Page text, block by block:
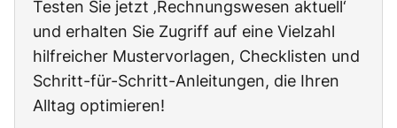
Testen Sie jetzt ‚Rechnungswesen aktuell‘
und erhalten Sie Zugriff auf eine Vielzahl
hilfreicher Mustervorlagen, Checklisten und
Schritt-für-Schritt-Anleitungen, die Ihren
Alltag optimieren!